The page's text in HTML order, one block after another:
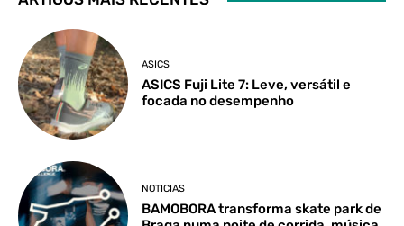
ASICS
ASICS Fuji Lite 7: Leve, versátil e
focada no desempenho
NOTICIAS
BAMOBORA transforma skate park de